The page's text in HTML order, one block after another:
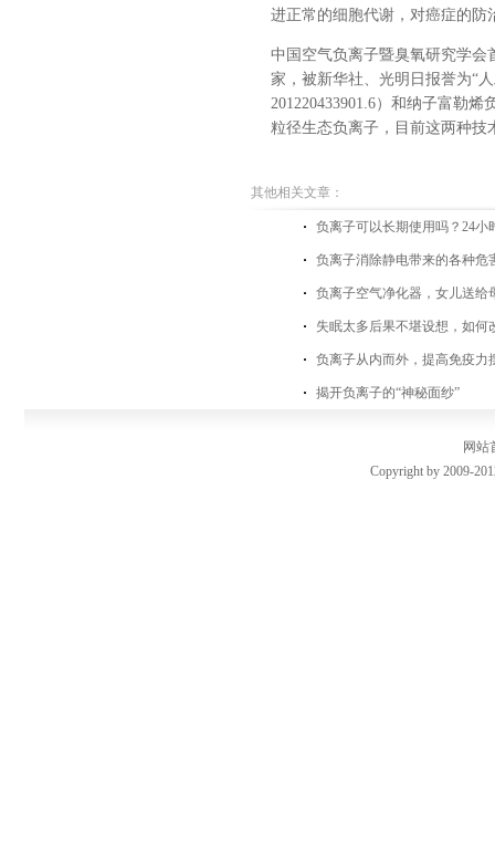
进正常的细胞代谢，对癌症的防
中国空气负离子暨臭氧研究学会
家 ，被新华社、光明日报誉为“
201220433901.6）和纳子富勒烯
粒径生态负离子， 目前这两种
其他相关文章：
负离子可以长期使用吗？24小
负离子消除静电带来的各种危
负离子空气净化器，女儿送给
失眠太多后果不堪设想，如何
负离子从内而外，提高免疫力
揭开负离子的“神秘面纱”
网站
Copyright by 2009-